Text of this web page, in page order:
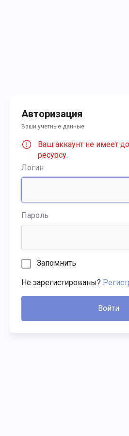
Авторизация
Ваши учетные данные
Ваш аккаунт не имеет
ресурсу.
Логин
Пароль
Запомнить
Не зарегистированы?